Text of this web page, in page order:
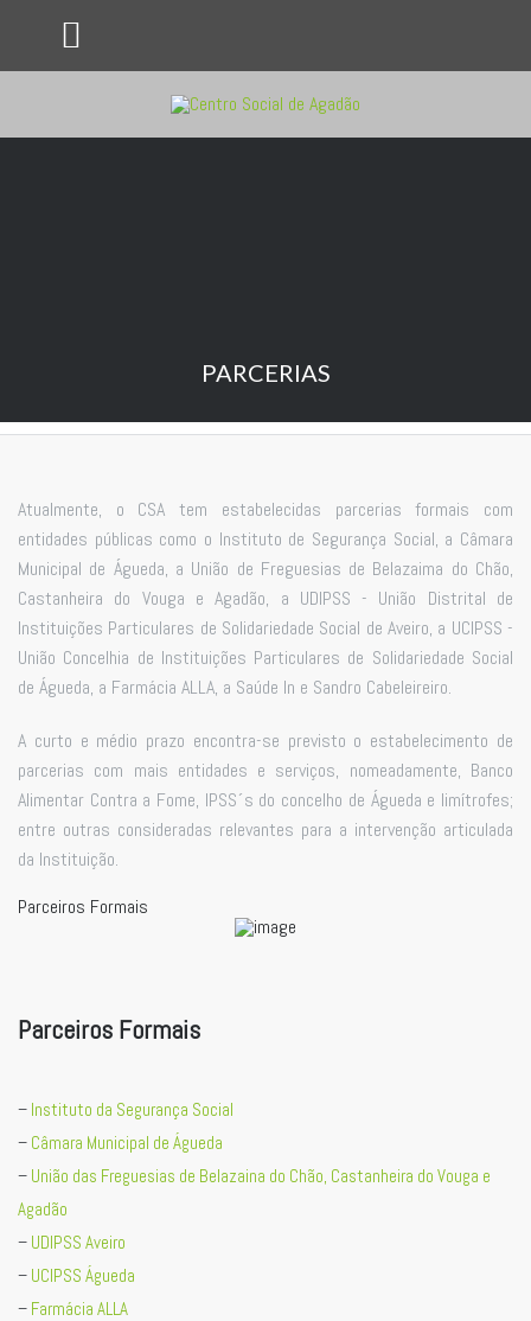
PARCERIAS
Atualmente, o CSA tem estabelecidas parcerias formais com
entidades públicas como o Instituto de Segurança Social, a Câmara
Municipal de Águeda, a União de Freguesias de Belazaima do Chão,
Castanheira do Vouga e Agadão, a UDIPSS - União Distrital de
Instituições Particulares de Solidariedade Social de Aveiro, a UCIPSS -
União Concelhia de Instituições Particulares de Solidariedade Social
de Águeda, a Farmácia ALLA, a Saúde In e Sandro Cabeleireiro.
A curto e médio prazo encontra-se previsto o estabelecimento de
parcerias com mais entidades e serviços, nomeadamente, Banco
Alimentar Contra a Fome, IPSS´s do concelho de Águeda e limítrofes;
entre outras consideradas relevantes para a intervenção articulada
da Instituição.
Parceiros Formais
Parceiros Formais
– Instituto da Segurança Social
– Câmara Municipal de Águeda
– União das Freguesias de Belazaina do Chão, Castanheira do Vouga e
Agadão
– UDIPSS Aveiro
– UCIPSS Águeda
– Farmácia ALLA